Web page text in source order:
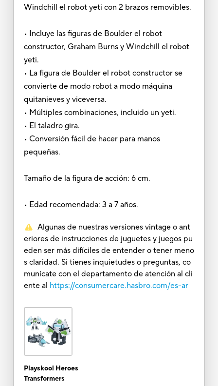
Windchill el robot yeti con 2 brazos removibles.
• Incluye las figuras de Boulder el robot
constructor, Graham Burns y Windchill el robot
yeti.
• La figura de Boulder el robot constructor se
convierte de modo robot a modo máquina
quitanieves y viceversa.
• Múltiples combinaciones, incluido un yeti.
• El taladro gira.
• Conversión fácil de hacer para manos
pequeñas.
Tamaño de la figura de acción: 6 cm.
• Edad recomendada: 3 a 7 años.
Algunas de nuestras versiones vintage o ant
eriores de instrucciones de juguetes y juegos pu
eden ser más difíciles de entender o tener meno
s claridad. Si tienes inquietudes o preguntas, co
munícate con el departamento de atención al cli
ente al https://consumercare.hasbro.com/es-ar
Playskool Heroes
Transformers